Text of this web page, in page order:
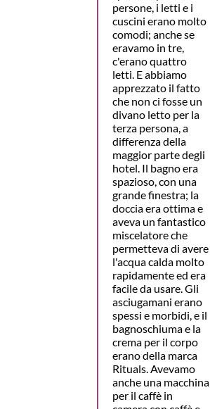
persone, i letti e i
cuscini erano molto
comodi; anche se
eravamo in tre,
c'erano quattro
letti. E abbiamo
apprezzato il fatto
che non ci fosse un
divano letto per la
terza persona, a
differenza della
maggior parte degli
hotel. Il bagno era
spazioso, con una
grande finestra; la
doccia era ottima e
aveva un fantastico
miscelatore che
permetteva di avere
l'acqua calda molto
rapidamente ed era
facile da usare. Gli
asciugamani erano
spessi e morbidi, e il
bagnoschiuma e la
crema per il corpo
erano della marca
Rituals. Avevamo
anche una macchina
per il caffè in